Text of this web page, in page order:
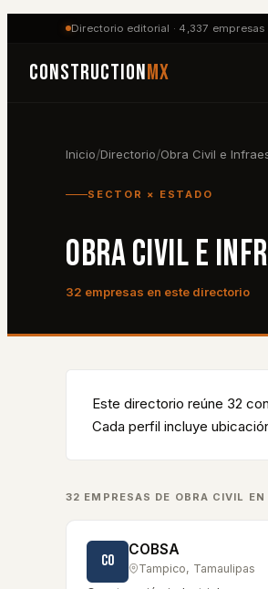
Directorio editorial · 4,337 empresas
ConstructionMX
Inicio/Directorio/Obra Civil e
SECTOR × ESTADO
OBRA CIVIL E
32 empresas en este directorio
Este directorio reúne 32
Cada perfil incluye
32 EMPRESAS DE OBRA CIVIL EN
CO
COBSA
Tampico, Tamaulipas